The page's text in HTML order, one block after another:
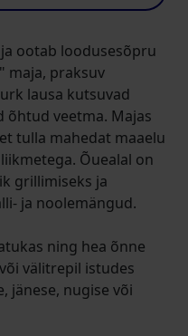
ootab loodusesõpru
maja, praksuv
lausa kutsuvad
õhtud veetma. Majas
tulla mahedat maaelu
Õuealal on
grillimiseks ja
ja noolemängud.
ning hea õnne
välitrepil istudes
jänese, nugise või